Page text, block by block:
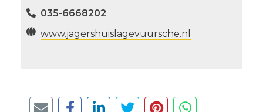
035-6668202
www.jagershuislagevuursche.nl